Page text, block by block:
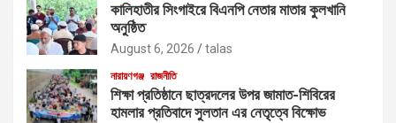
কালিহাতীর সিংগাইরে বিএনপি নেতার মাতার কুলখানি
অনুষ্ঠিত
August 6, 2026 talas
নারায়ণগঞ্জ রাজনীতি
শিক্ষা প্রতিষ্ঠানে ছাত্রদলের উপর জামাত-শিবিরের
হামলার প্রতিবাদে সুলতান এর নেতৃত্বে বিক্ষোভ